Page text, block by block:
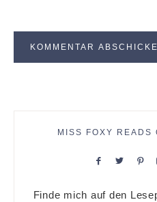
MISS FOXY READS
Finde mich auf den